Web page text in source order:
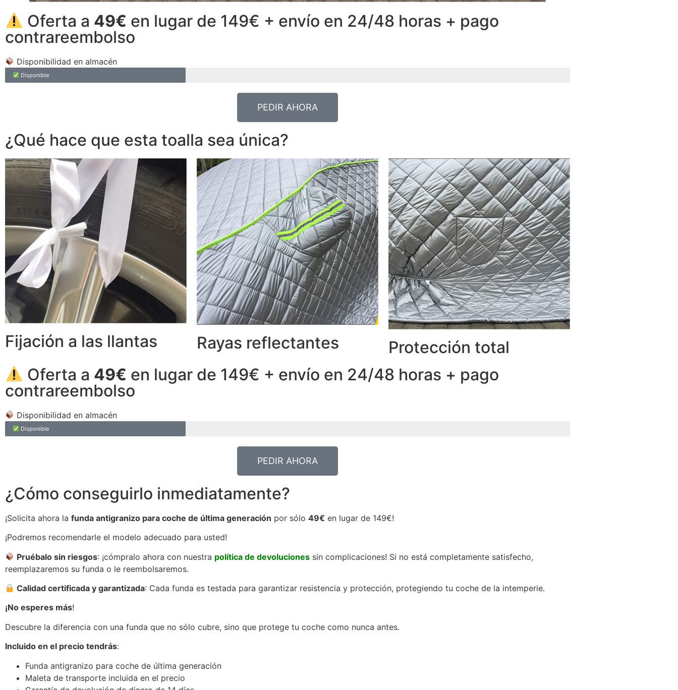
Oferta a 49€ en lugar de 149€ + envío en 24/48 horas + pago
contrareembolso
Disponibilidad en almacén
Disponible
PEDIR AHORA
¿Qué hace que esta toalla sea única?
Fijación a las llantas Rayas reflectantes
Protección total
Oferta a 49€ en lugar de 149€ + envío en 24/48 horas + pago
contrareembolso
Disponibilidad en almacén
Disponible
PEDIR AHORA
¿Cómo conseguirlo inmediatamente?
¡Solicita ahora la funda antigranizo para coche de última generación por sólo 49€ en lugar de 149€!
¡Podremos recomendarle el modelo adecuado para usted!
Pruébalo sin riesgos: ¡cómpralo ahora con nuestra política de devoluciones sin complicaciones! Si no está completamente satisfecho,
reemplazaremos su funda o le reembolsaremos.
Calidad certificada y garantizada: Cada funda es testada para garantizar resistencia y protección, protegiendo tu coche de la intemperie.
¡No esperes más!
Descubre la diferencia con una funda que no sólo cubre, sino que protege tu coche como nunca antes.
Incluido en el precio tendrás:
Funda antigranizo para coche de última generación
Maleta de transporte incluida en el precio